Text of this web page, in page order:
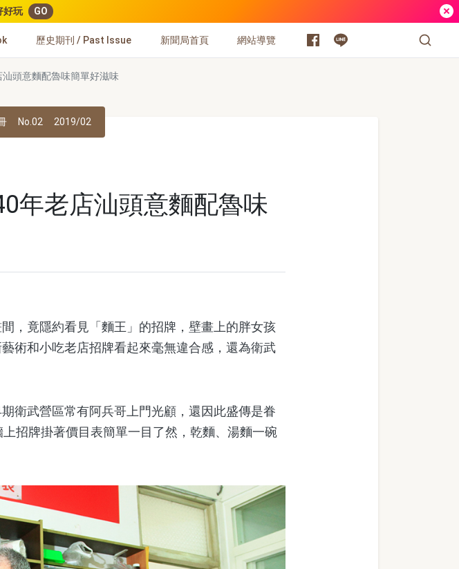
好玩 GO
歷史期刊 / Past Issue 新聞局首頁 網站導覽
汕頭意麵配魯味簡單好滋味
No.02 2019/02
年老店汕頭意麵配魯味
竟隱約看見「麵王」的招牌，壁畫上的胖女孩
術和小吃老店招牌看起來毫無違合感，還為衛武
武營區常有阿兵哥上門光顧，還因此盛傳是眷
招牌掛著價目表簡單一目了然，乾麵、湯麵一碗